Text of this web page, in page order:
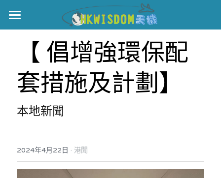
主頁
世界盃
伊美戰爭
美西媒體謊言實錄
宏福‧革新
宏福苑聽證會
港聞
中國
【 倡增強環保配
套措施及計劃】
本地新聞
2024年4月22日 · 港聞